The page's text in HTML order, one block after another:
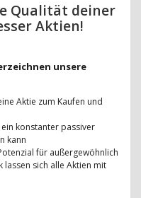
Qualität deiner
Aktien!
unsere
Aktie zum Kaufen und
konstanter passiver
kann
für außergewöhnlich
lassen sich alle Aktien mit